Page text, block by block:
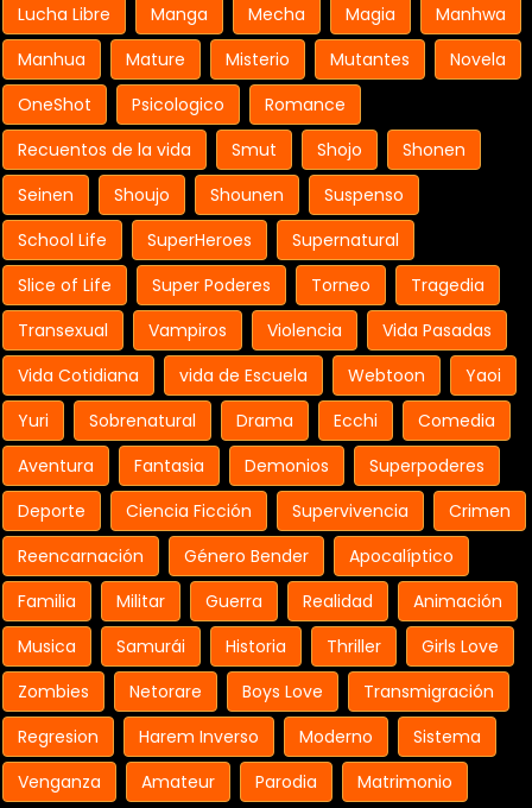
Lucha Libre
Manga Mecha Magia
Manhwa
Manhua
Mature Misterio Mutantes
Novela
OneShot
Psicologico
Romance
Recuentos de la vida
Smut Shojo
Shonen
Seinen
Shoujo Shounen
Suspenso
School Life
SuperHeroes
Supernatural
Slice of Life
Super Poderes Torneo
Tragedia
Transexual
Vampiros Violencia
Vida Pasadas
Vida Cotidiana
vida de Escuela Webtoon
Yaoi
Yuri
Sobrenatural Drama Ecchi
Comedia
Aventura
Fantasia Demonios
Superpoderes
Deporte
Ciencia Ficción Supervivencia
Crimen
Reencarnación
Género Bender
Apocalíptico
Familia
Militar Guerra Realidad
Animación
Musica
Samurái Historia Thriller
Girls Love
Zombies
Netorare Boys Love
Transmigración
Regresion
Harem Inverso Moderno
Sistema
Venganza
Amateur Parodia Matrimonio